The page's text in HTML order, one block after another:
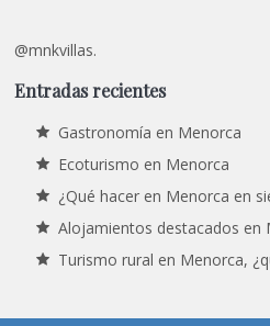
@mnkvillas.
Entradas recientes
Gastronomía en Menorca
Ecoturismo en Menorca
¿Qué hacer en Menorca en
Alojamientos destacados en
Turismo rural en Menorca,